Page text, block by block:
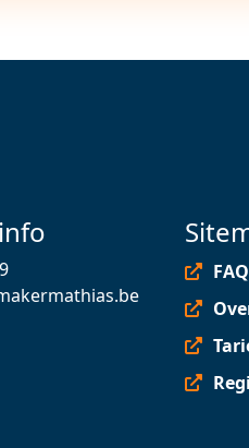
FAQ